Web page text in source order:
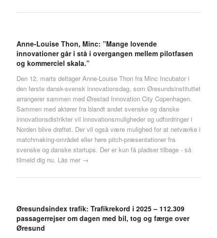
Anne-Louise Thon, Minc: ”Mange lovende
innovationer går i stå i overgangen mellem pilotfasen
og kommerciel skala.”
Den 12. marts deltager Anne-Louise Thon fra Minc Incubator i
den første dansk-svensk innovationsdag, som Øresundsinstituttet
arrangerer sammen med Ørestad Innovation City Copenhagen.
Sammen med aktører fra blandt andet svenske og danske
innovationsdistrikter vil innovationsmuligheder og udfordringer i
Norden blive drøftet. Der vil også være mulighed for at netværke i
matchmaking-området eller høre pitch-præsentationer fra
svenske og danske startups. Der er kun få pladser tilbage - så
tilmeld dig nu. Läs mer →
Øresundsindex trafik: Trafikrekord i 2025 – 112.309
passagerrejser om dagen med bil, tog og færge over
Øresund